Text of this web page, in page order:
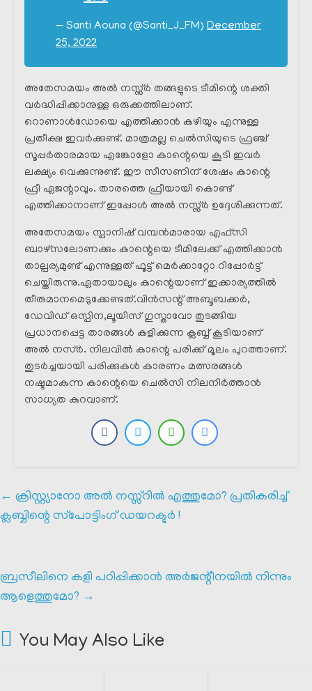
— Santi Aouna (@Santi_J_FM) December
25, 2022
അതേസമയം അൽ നസ്സ്ർ തങ്ങളുടെ ടീമിന്റെ ശക്തി
വർദ്ധിപ്പിക്കാനുള്ള ഒരുക്കത്തിലാണ്.
റൊണാൾഡോയെ എത്തിക്കാൻ കഴിയും എന്നുള്ള
പ്രതീക്ഷ ഇവർക്കുണ്ട്. മാത്രമല്ല ചെൽസിയുടെ ഫ്രഞ്ച്
സൂപ്പർതാരമായ എങ്കോളോ കാന്റെയെ കൂടി ഇവർ
ലക്ഷ്യം വെക്കുന്നുണ്ട്. ഈ സീസണിന് ശേഷം കാന്റെ
ഫ്രീ ഏജന്റാവും. താരത്തെ ഫ്രീയായി കൊണ്ട്
എത്തിക്കാനാണ് ഇപ്പോൾ അൽ നസ്സ്ർ ഉദ്ദേശിക്കുന്നത്.
അതേസമയം സ്പാനിഷ് വമ്പൻമാരായ എഫ്സി
ബാഴ്സലോണക്കും കാന്റെയെ ടീമിലേക്ക് എത്തിക്കാൻ
താല്പര്യമുണ്ട് എന്നുള്ളത് ഫൂട്ട് മെർക്കാറ്റോ റിപ്പോർട്ട്
ചെയ്തിരുന്നു.ഏതായാലും കാന്റെയാണ് ഇക്കാര്യത്തിൽ
തീരുമാനമെടുക്കേണ്ടത്.വിൻസന്റ് അബൂബക്കർ,
ഡേവിഡ് ഒസ്പിന,ലൂയിസ് ഗുസ്താവോ തുടങ്ങിയ
പ്രധാനപ്പെട്ട താരങ്ങൾ കളിക്കുന്ന ക്ലബ്ബ് കൂടിയാണ്
അൽ നസ്ർ. നിലവിൽ കാന്റെ പരിക്ക് മൂലം പുറത്താണ്.
തുടർച്ചയായി പരിക്കുകൾ കാരണം മത്സരങ്ങൾ
നഷ്ടമാകുന്ന കാന്റെയെ ചെൽസി നിലനിർത്താൻ
സാധ്യത കുറവാണ്.
← ക്രിസ്റ്റ്യാനോ അൽ നസ്സ്റിൽ എത്തുമോ? പ്രതികരിച്ച്
ക്ലബ്ബിന്റെ സ്‌പോട്ടിംഗ് ഡയറക്ടർ !
ബ്രസീലിനെ കളി പഠിപ്പിക്കാൻ അർജന്റീനയിൽ നിന്നും
ആളെത്തുമോ? →
You May Also Like